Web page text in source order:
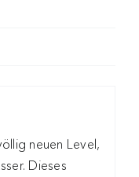
neuen Level,
Dieses